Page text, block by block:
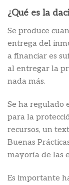
¿Qué es la
Se produce
entrega del
a financiar es
al entregar la
nada más.
Se ha regulado
para la
recursos, un
Buenas
mayoría de las
Es importante